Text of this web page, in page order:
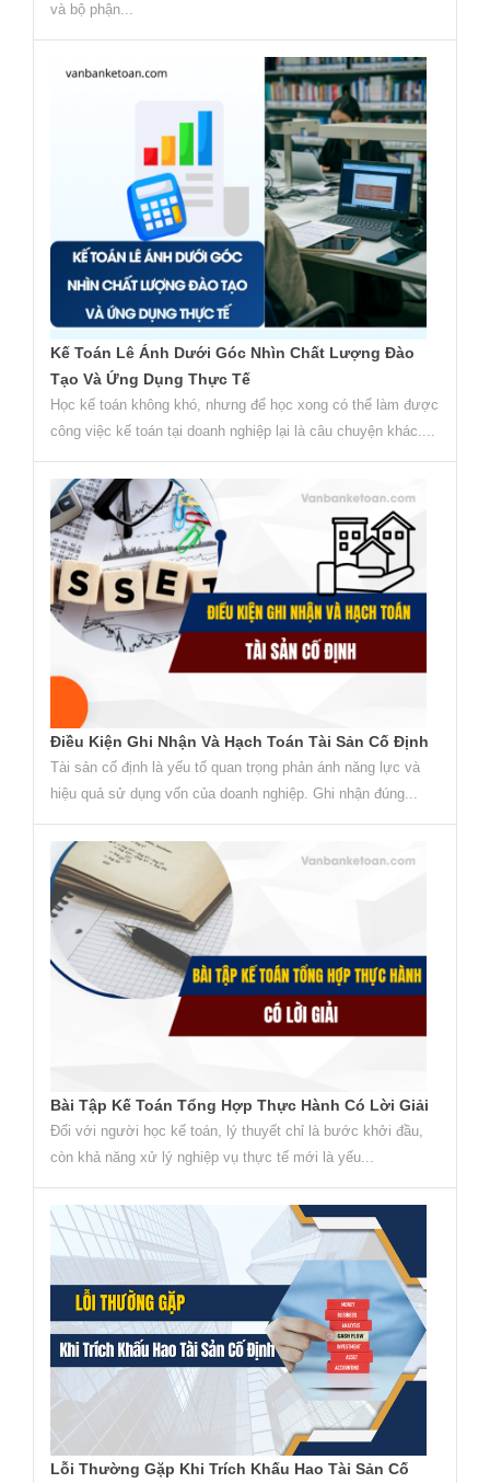
và bộ phận...
Kế Toán Lê Ánh Dưới Góc Nhìn Chất Lượng Đào
Tạo Và Ứng Dụng Thực Tế
Học kế toán không khó, nhưng để học xong có thể làm được
công việc kế toán tại doanh nghiệp lại là câu chuyện khác....
Điều Kiện Ghi Nhận Và Hạch Toán Tài Sản Cố Định
Tài sản cố định là yếu tố quan trọng phản ánh năng lực và
hiệu quả sử dụng vốn của doanh nghiệp. Ghi nhận đúng...
Bài Tập Kế Toán Tổng Hợp Thực Hành Có Lời Giải
Đối với người học kế toán, lý thuyết chỉ là bước khởi đầu,
còn khả năng xử lý nghiệp vụ thực tế mới là yếu...
Lỗi Thường Gặp Khi Trích Khấu Hao Tài Sản Cố